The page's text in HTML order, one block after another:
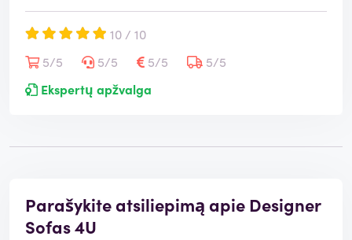
10 / 10
5/5
5/5 5/5
5/5
Ekspertų apžvalga
Parašykite atsiliepimą apie Designer
Sofas 4U